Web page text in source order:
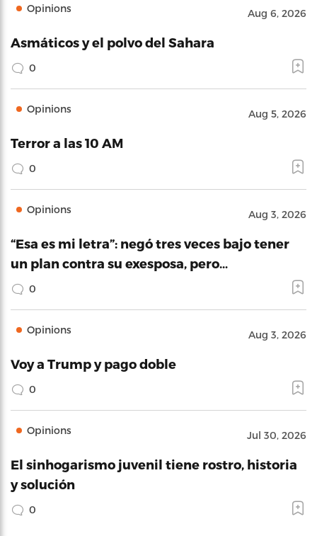
Opinions Aug 6, 2026
Asmáticos y el polvo del Sahara
0
Opinions Aug 5, 2026
Terror a las 10 AM
0
Opinions Aug 3, 2026
“Esa es mi letra”: negó tres veces bajo tener
un plan contra su exesposa, pero…
0
Opinions Aug 3, 2026
Voy a Trump y pago doble
0
Opinions Jul 30, 2026
El sinhogarismo juvenil tiene rostro, historia
y solución
0